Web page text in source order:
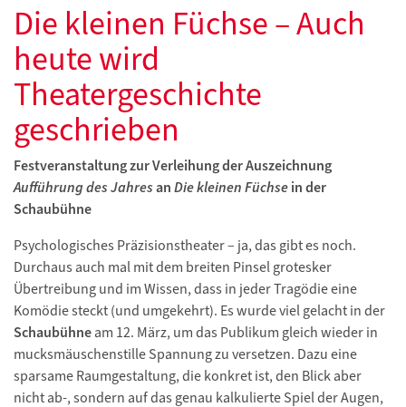
Die kleinen Füchse – Auch
heute wird
Theatergeschichte
geschrieben
Festveranstaltung zur Verleihung der Auszeichnung
Aufführung des JahresanDie kleinen Füchsein der
Schaubühne
Psychologisches Präzisionstheater – ja, das gibt es noch.
Durchaus auch mal mit dem breiten Pinsel grotesker
Übertreibung und im Wissen, dass in jeder Tragödie eine
Komödie steckt (und umgekehrt). Es wurde viel gelacht in der
Schaubühneam 12. März, um das Publikum gleich wieder in
mucksmäuschenstille Spannung zu versetzen. Dazu eine
sparsame Raumgestaltung, die konkret ist, den Blick aber
nicht ab-, sondern auf das genau kalkulierte Spiel der Augen,